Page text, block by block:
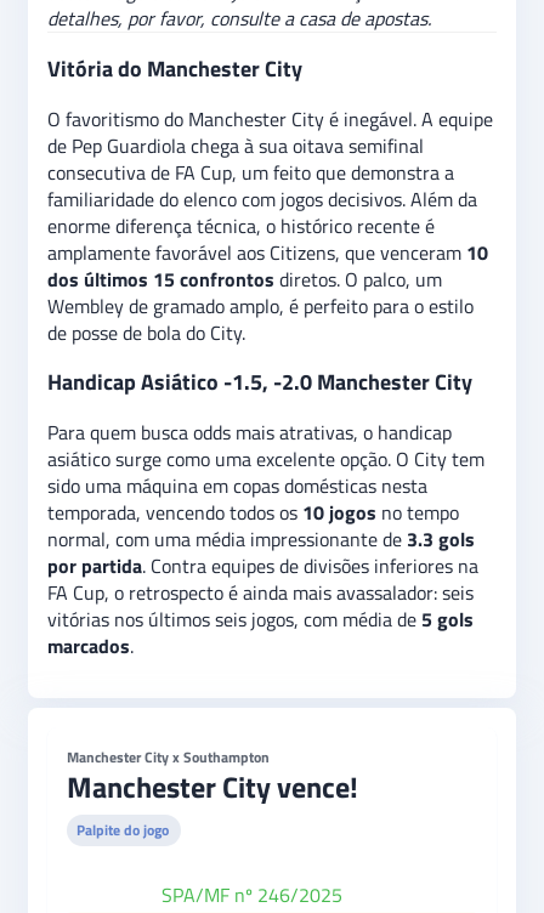
detalhes, por favor, consulte a casa de apostas.
Vitória do Manchester City
O favoritismo do Manchester City é inegável. A equipe
de Pep Guardiola chega à sua oitava semifinal
consecutiva de FA Cup, um feito que demonstra a
familiaridade do elenco com jogos decisivos. Além da
enorme diferença técnica, o histórico recente é
amplamente favorável aos Citizens, que venceram 10
dos últimos 15 confrontos diretos. O palco, um
Wembley de gramado amplo, é perfeito para o estilo
de posse de bola do City.
Handicap Asiático -1.5, -2.0 Manchester City
Para quem busca odds mais atrativas, o handicap
asiático surge como uma excelente opção. O City tem
sido uma máquina em copas domésticas nesta
temporada, vencendo todos os 10 jogos no tempo
normal, com uma média impressionante de 3.3 gols
por partida. Contra equipes de divisões inferiores na
FA Cup, o retrospecto é ainda mais avassalador: seis
vitórias nos últimos seis jogos, com média de 5 gols
marcados.
Manchester City x Southampton
Manchester City vence!
Palpite do jogo
SPA/MF nº 246/2025